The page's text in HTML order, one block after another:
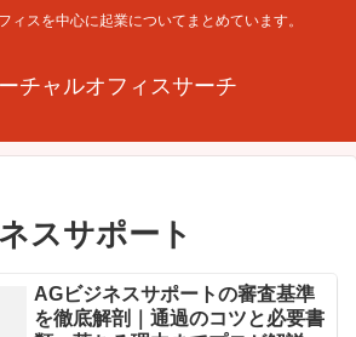
ィスを中心に起業についてまとめています。
チャルオフィスサーチ
スサポート
AGビジネスサポートの審査基準
を徹底解剖｜通過のコツと必要書